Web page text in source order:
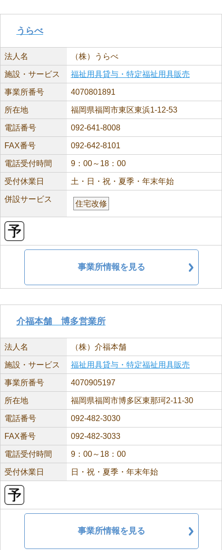
うらべ
法人名 （株）うらべ
施設・サービス 福祉用具貸与・特定福祉用具販売
事業所番号 4070801891
所在地 福岡県福岡市東区東浜1-12-53
電話番号 092-641-8008
FAX番号 092-642-8101
電話受付時間 9：00～18：00
受付休業日 土・日・祝・夏季・年末年始
併設サービス
住宅改修
事業所情報を見る
介福本舗 博多営業所
法人名 （株）介福本舗
施設・サービス 福祉用具貸与・特定福祉用具販売
事業所番号 4070905197
所在地 福岡県福岡市博多区東那珂2-11-30
電話番号 092-482-3030
FAX番号 092-482-3033
電話受付時間 9：00～18：00
受付休業日 日・祝・夏季・年末年始
事業所情報を見る